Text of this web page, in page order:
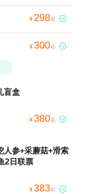
¥ 298起 
¥300起 
盲盒
¥380起 
人参+采蘑菇+滑索
2日联票
¥383起 